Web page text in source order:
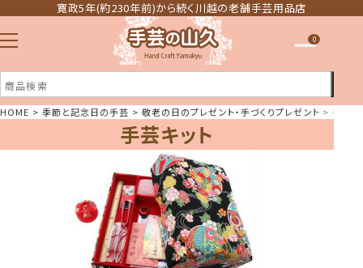
寛政5年(約230年前)から続く川越の老舗手芸用品店
注文履歴
ほしい物リスト
0
HOME 季節と記念日の手芸 敬老の日のプレゼント・手づくりプレゼント 手芸キ
手芸キット